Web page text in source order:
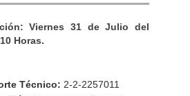
un cpu intel de 64 bits.
Linux dentro del firmware.
24/7.
expandible a 64 gb.
Mbps para retransmision y
24 discos duros, con una
de hasta 378 terabytes
diversas formas de soporte
Viernes 31 de Julio del
Horas.
Técnico: 2-2-2257011